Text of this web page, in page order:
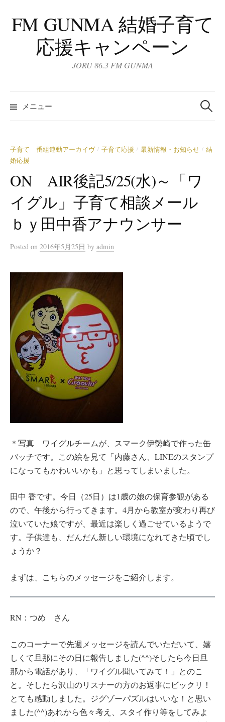
ン
テ
FM GUNMA 結婚子育て
応援キャンペーン
JORU 86.3 FM GUNMA
メニュー
検
索:
子育て 番組連動アーカイヴ / 子育て応援 / 最新情報・お知らせ / 結
婚応援
ON AIR後記5/25(水)～「ワ
イグル」子育て相談メール
ｂｙ田中香アナウンサー
Posted on 2016年5月25日 by admin
＊写真 ワイグルチームが、スマーク伊勢崎で作った缶
バッチです。この絵を見て「内藤さん、LINEのスタンプ
になってもかわいいかも」と思ってしまいました。
田中 香です。今日（25日）は1歳の娘の保育参観がある
ので、午後から行ってきます。4月から教室が変わり再び
泣いていた娘ですが、最近は楽しく過ごせているようで
す。子供達も、だんだん新しい環境になれてきた頃でし
ょうか？
まずは、こちらのメッセージをご紹介します。
RN：つめ さん
このコーナーで先週メッセージを読んでいただいて、嬉
しくて旦那にその日に報告しました(^^)そしたら今日旦
那から電話があり、「ワイグル聞いてみて！」とのこ
と。そしたら沢山のリスナーの方のお返事にビックリ！
とても感動しました。ジグゾーパズルはいいな！と思い
ました(^^)あれから色々考え、スタイ作り等をしてみよ